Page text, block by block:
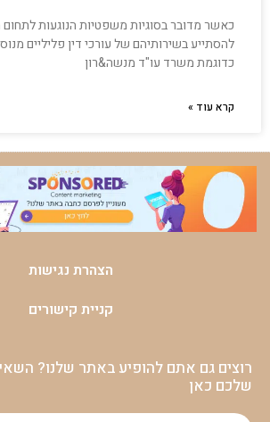
כאשר מדובר בסוגיות משפטיות הנוגעות
להסתייע בשירותיהם של עורכי דין פליליים
כדוגמת משרד עו"ד מנשה&רון
קרא עוד »
הצהרת נגישות
קניית קישורים
רוצים גם אתם להופיע באתר שלנו?
שלכם כאן